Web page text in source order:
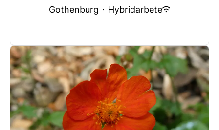
Gothenburg · Hybridarbete